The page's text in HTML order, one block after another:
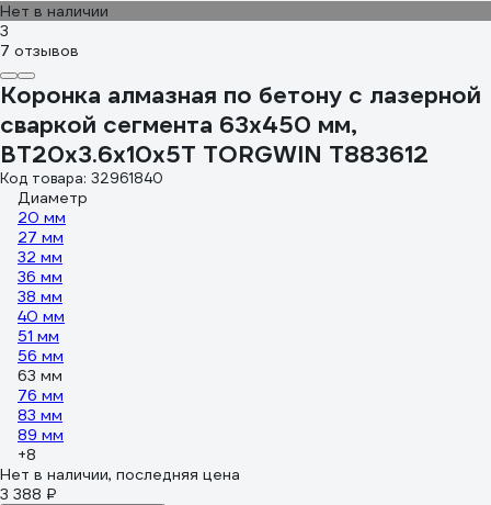
Нет в наличии
3
7 отзывов
Коронка алмазная по бетону с лазерной
сваркой сегмента 63x450 мм,
ВТ20x3.6x10x5T TORGWIN T883612
Код товара: 32961840
Диаметр
20 мм
27 мм
32 мм
36 мм
38 мм
40 мм
51 мм
56 мм
63 мм
76 мм
83 мм
89 мм
+8
Нет в наличии, последняя цена
3 388 ₽